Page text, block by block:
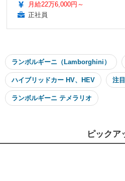
月給22万6,000円～
正社員
ランボルギーニ（Lamborghini）
ハイブリッドカー HV、HEV 注
ランボルギーニ テメラリオ
ピックア